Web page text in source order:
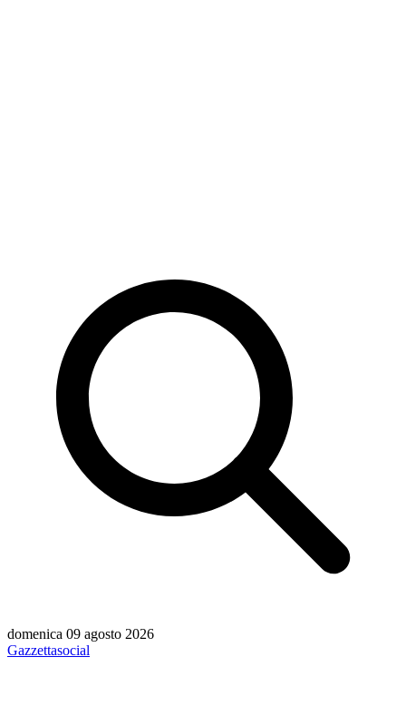
domenica 09 agosto 2026
Gazzettasocial